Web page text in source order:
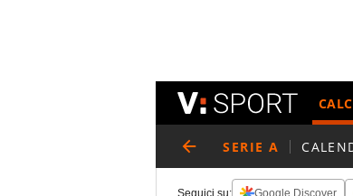
SERIE A
Seguici su: Google Discover